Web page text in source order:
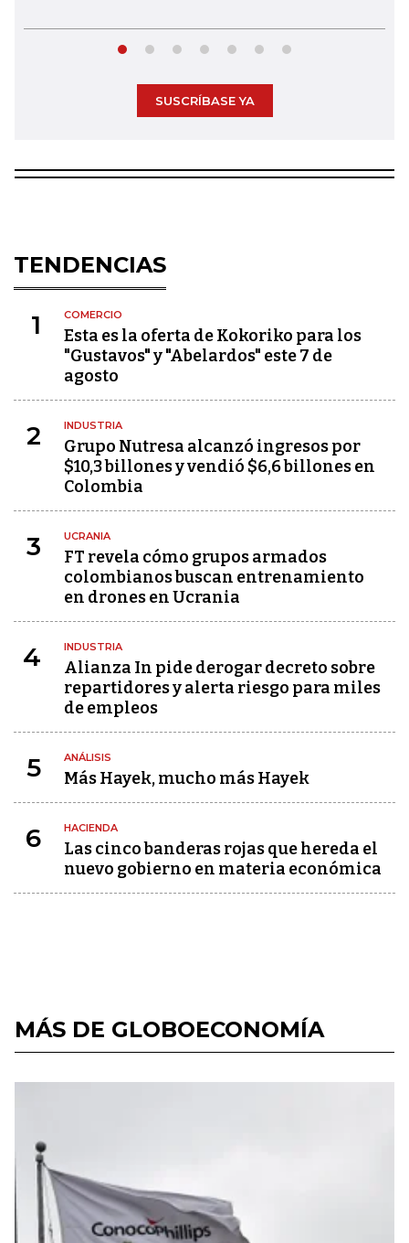
SUSCRÍBASE YA
TENDENCIAS
1 COMERCIO
Esta es la oferta de Kokoriko para los
"Gustavos" y "Abelardos" este 7 de
agosto
2 INDUSTRIA
Grupo Nutresa alcanzó ingresos por
$10,3 billones y vendió $6,6 billones en
Colombia
3 UCRANIA
FT revela cómo grupos armados
colombianos buscan entrenamiento
en drones en Ucrania
4 INDUSTRIA
Alianza In pide derogar decreto sobre
repartidores y alerta riesgo para miles
de empleos
5 ANÁLISIS
Más Hayek, mucho más Hayek
6 HACIENDA
Las cinco banderas rojas que hereda el
nuevo gobierno en materia económica
MÁS DE GLOBOECONOMÍA